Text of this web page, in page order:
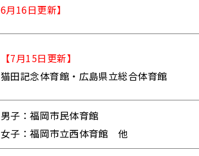
6月16日更新】
【7月15日更新】
猫田記念体育館・広島県立総合体育館
男子：福岡市民体育館
女子：福岡市立西体育館 他